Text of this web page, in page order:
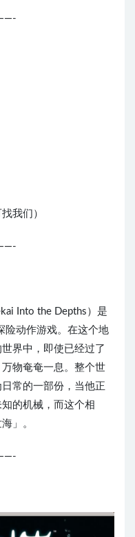
我们）
Into the Depths）是
险动作游戏。在这个地
界中，即使已经过了
物奄奄一息。整个世
常的一部份，当他正
的机械，而这个相
」。